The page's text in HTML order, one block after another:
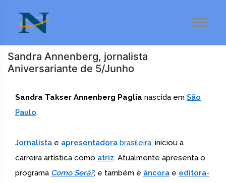
Sandra Annenberg, jornalista
Aniversariante de 5/Junho
Sandra Takser Annenberg Paglia nascida em São
Paulo.
Jornalista e apresentadora brasileira, iniciou a
carreira artística como atriz. Atualmente apresenta o
programa Como Será?, e também é âncora e editora-